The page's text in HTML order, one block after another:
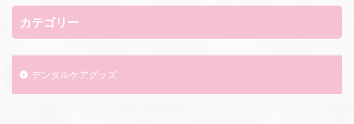
カテゴリー
デンタルケアグッズ